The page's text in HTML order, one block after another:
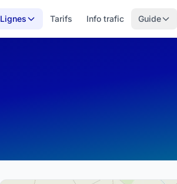
Lignes Tarifs Info trafic Guide